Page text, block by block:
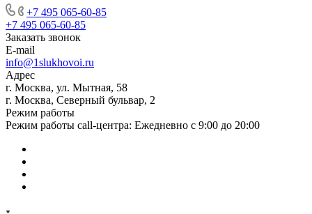
+7 495 065-60-85
+7 495 065-60-85
Заказать звонок
E-mail
info@1slukhovoi.ru
Адрес
г. Москва, ул. Мытная, 58
г. Москва, Северный бульвар, 2
Режим работы
Режим работы call-центра: Ежедневно с 9:00 до 20:00